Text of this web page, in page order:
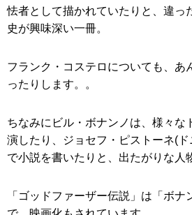
怯者として描かれていたりと、違っ
史が興味深い一冊。
フランク・コステロについても、あ
ったりします。。
ちなみにビル・ボナンノは、様々な
演したり、ジョセフ・ピストーネ(
で小説を書いたりと、出たがりな人
「ゴッドファーザー伝説」は「ボ